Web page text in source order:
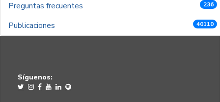
Preguntas frecuentes 236
Publicaciones 40110
Síguenos: